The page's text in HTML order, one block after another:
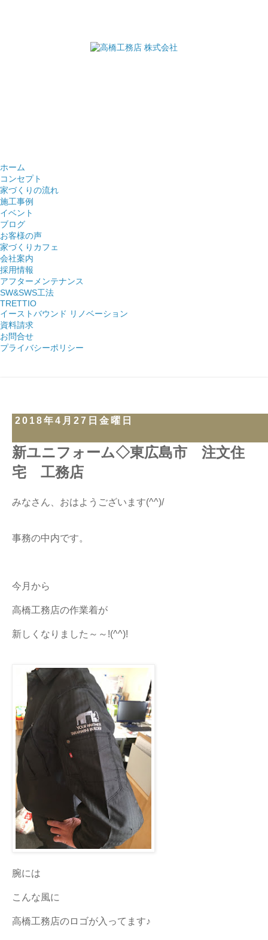
ホーム
コンセプト
家づくりの流れ
施工事例
イベント
ブログ
お客様の声
家づくりカフェ
会社案内
採用情報
アフターメンテナンス
SW&SWS工法
TRETTIO
イーストバウンド リノベーション
資料請求
お問合せ
プライバシーポリシー
2018年4月27日金曜日
新ユニフォーム◇東広島市 注文住
宅 工務店
みなさん、おはようございます(^^)/
事務の中内です。
今月から
高橋工務店の作業着が
新しくなりました～～!(^^)!
腕には
こんな風に
高橋工務店のロゴが入ってます♪